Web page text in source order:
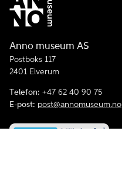
Anno museum AS
Postboks 117
2401 Elverum
Telefon: +47 62 40 90 75
E-post: post@annomuseum.no